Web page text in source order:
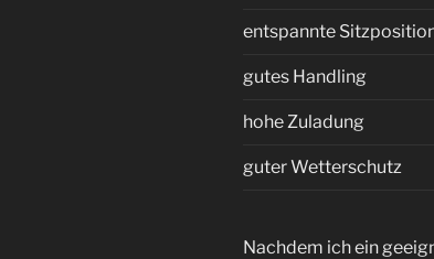
entspannte
gutes Handling
hohe Zuladung
guter Wetterschutz
Nachdem ich ein